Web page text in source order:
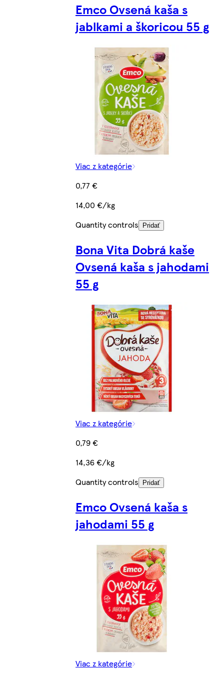
Emco Ovsená kaša s
jablkami a škoricou 55 g
Viac z kategórie
0,77 €
14,00 €/kg
Quantity controls
Pridať
Bona Vita Dobrá kaše
Ovsená kaša s jahodami
55 g
Viac z kategórie
0,79 €
14,36 €/kg
Quantity controls
Pridať
Emco Ovsená kaša s
jahodami 55 g
Viac z kategórie